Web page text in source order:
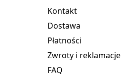
Kontakt
Dostawa
Płatności
Zwroty i reklamacje
FAQ